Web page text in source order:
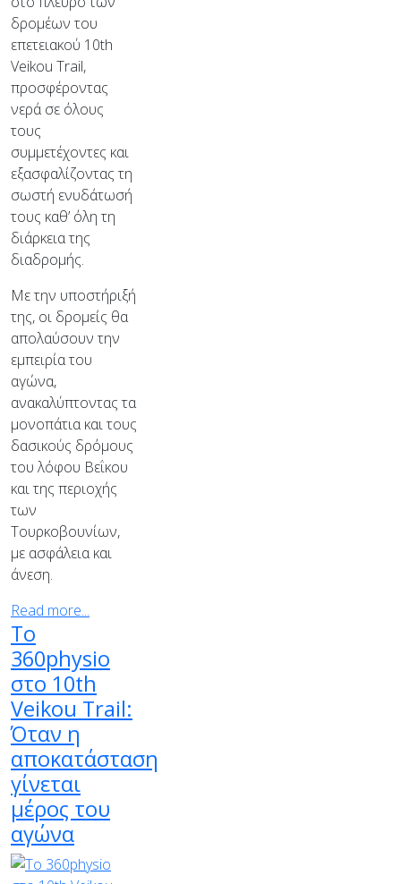
δρομέων του
επετειακού 10th
Veikou Trail,
προσφέροντας
νερά σε όλους
τους
συμμετέχοντες και
εξασφαλίζοντας τη
σωστή ενυδάτωσή
τους καθ’ όλη τη
διάρκεια της
διαδρομής.
Με την υποστήριξή
της, οι δρομείς θα
απολαύσουν την
εμπειρία του
αγώνα,
ανακαλύπτοντας τα
μονοπάτια και τους
δασικούς δρόμους
του λόφου Βεΐκου
και της περιοχής
των
Τουρκοβουνίων,
με ασφάλεια και
άνεση.
Read more...
Το
360physio
στο 10th
Veikou Trail:
Όταν η
αποκατάσταση
γίνεται
μέρος του
αγώνα